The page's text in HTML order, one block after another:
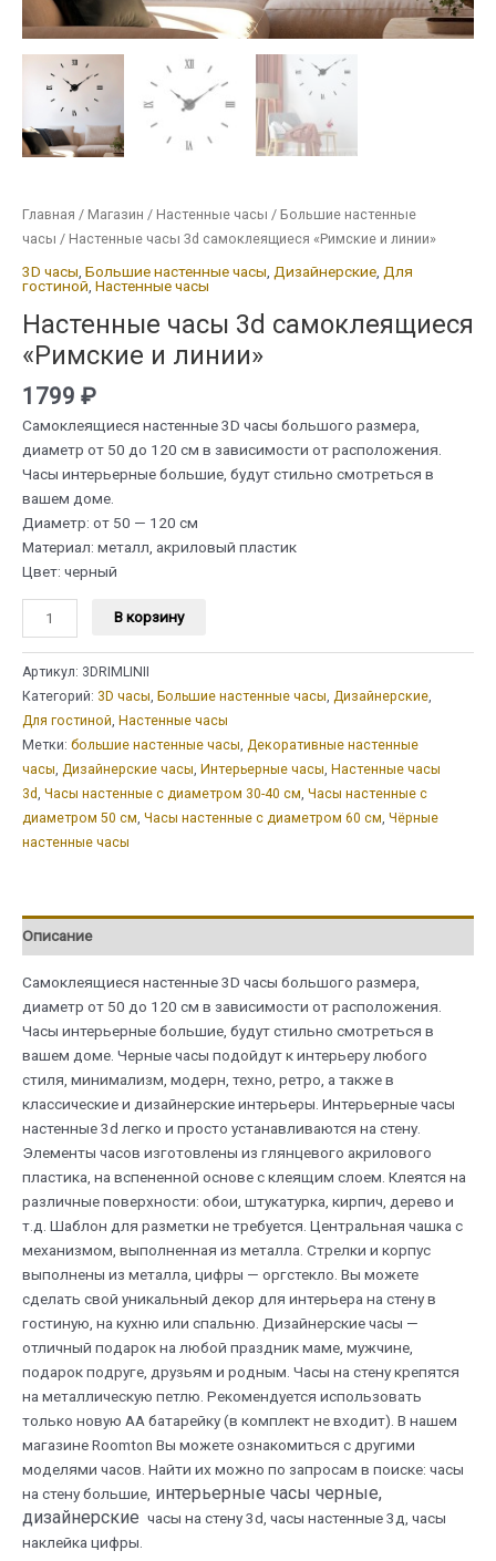
Главная / Магазин / Настенные часы / Большие настенные
часы / Настенные часы 3d самоклеящиеся «Римские и линии»
3D часы, Большие настенные часы, Дизайнерские, Для
гостиной, Настенные часы
Настенные часы 3d самоклеящиеся
«Римские и линии»
1799 ₽
Самоклеящиеся настенные 3D часы большого размера,
диаметр от 50 до 120 см в зависимости от расположения.
Часы интерьерные большие, будут стильно смотреться в
вашем доме.
Диаметр: от 50 — 120 см
Материал: металл, акриловый пластик
Цвет: черный
Количество
товара
Настенные
часы
3d
самоклеящиеся
"Римские
и
линии"
В корзину
Артикул: 3DRIMLINII
Категорий: 3D часы, Большие настенные часы, Дизайнерские,
Для гостиной, Настенные часы
Метки: большие настенные часы, Декоративные настенные
часы, Дизайнерские часы, Интерьерные часы, Настенные часы
3d, Часы настенные с диаметром 30-40 см, Часы настенные с
диаметром 50 см, Часы настенные с диаметром 60 см, Чёрные
настенные часы
Описание
Самоклеящиеся настенные 3D часы большого размера,
диаметр от 50 до 120 см в зависимости от расположения.
Часы интерьерные большие, будут стильно смотреться в
вашем доме. Черные часы подойдут к интерьеру любого
стиля, минимализм, модерн, техно, ретро, а также в
классические и дизайнерские интерьеры. Интерьерные часы
настенные 3d легко и просто устанавливаются на стену.
Элементы часов изготовлены из глянцевого акрилового
пластика, на вспененной основе с клеящим слоем. Клеятся на
различные поверхности: обои, штукатурка, кирпич, дерево и
т.д. Шаблон для разметки не требуется. Центральная чашка с
механизмом, выполненная из металла. Стрелки и корпус
выполнены из металла, цифры — оргстекло. Вы можете
сделать свой уникальный декор для интерьера на стену в
гостиную, на кухню или спальню. Дизайнерские часы —
отличный подарок на любой праздник маме, мужчине,
подарок подруге, друзьям и родным. Часы на стену крепятся
на металлическую петлю. Рекомендуется использовать
только новую АА батарейку (в комплект не входит). В нашем
магазине Roomton Вы можете ознакомиться с другими
моделями часов. Найти их можно по запросам в поиске: часы
на стену большие, интерьерные часы черные,
дизайнерские часы на стену 3d, часы настенные 3д, часы
наклейка цифры.